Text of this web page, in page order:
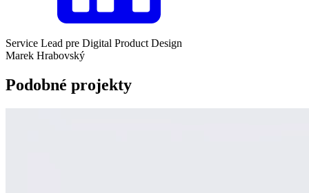
Service Lead pre Digital Product Design
Marek Hrabovský
Podobné projekty